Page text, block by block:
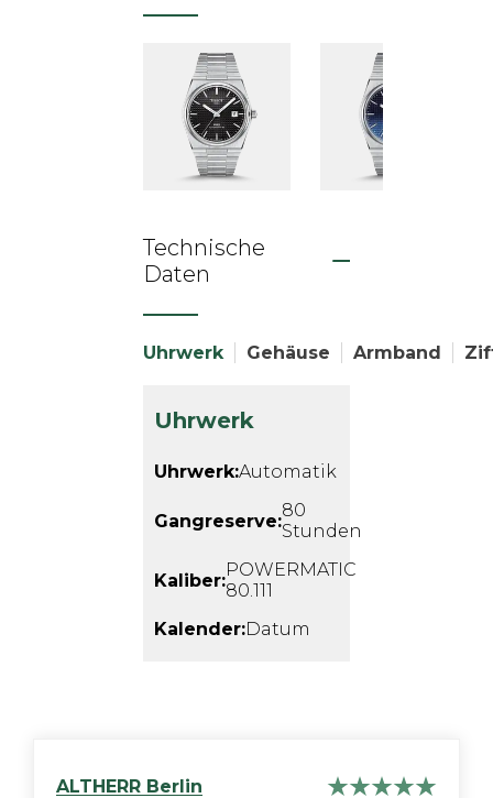
Technische
Daten
Uhrwerk Gehäuse Armband
Uhrwerk
Uhrwerk:Automatik
Gangreserve:80
Stunden
Kaliber:POWERMATIC
80.111
Kalender:Datum
ALTHERR Berlin